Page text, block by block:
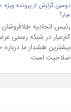
عیار؟
رئیس اتحادیه
کم‌عیار در شبکه رسمی
بیشترین هشدار ما درباره
صلاحیت است